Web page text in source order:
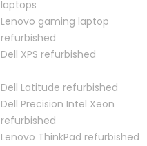
laptops
Lenovo gaming laptop
refurbished
Dell XPS refurbished
Dell Latitude refurbished
Dell Precision Intel Xeon
refurbished
Lenovo ThinkPad refurbished